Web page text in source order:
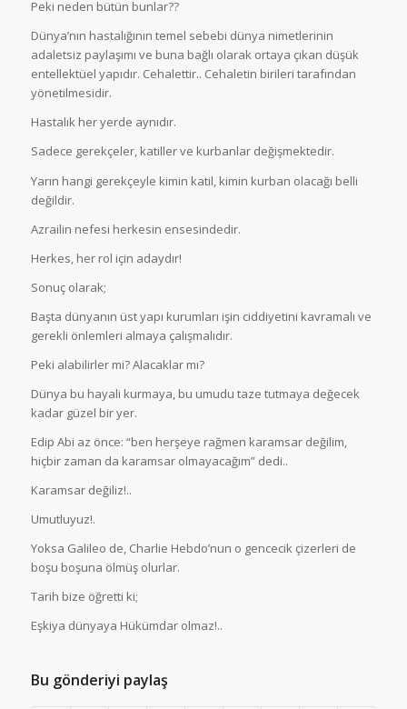
Peki neden bütün bunlar??
Dünya’nın hastalığının temel sebebi dünya nimetlerinin
adaletsiz paylaşımı ve buna bağlı olarak ortaya çıkan düşük
entellektüel yapıdır. Cehalettir.. Cehaletin birileri tarafından
yönetilmesidir.
Hastalık her yerde aynıdır.
Sadece gerekçeler, katiller ve kurbanlar değişmektedir.
Yarın hangi gerekçeyle kimin katil, kimin kurban olacağı belli
değildir.
Azrailin nefesi herkesin ensesindedir.
Herkes, her rol için adaydır!
Sonuç olarak;
Başta dünyanın üst yapı kurumları işin ciddiyetini kavramalı ve
gerekli önlemleri almaya çalışmalıdır.
Peki alabilirler mi? Alacaklar mı?
Dünya bu hayali kurmaya, bu umudu taze tutmaya değecek
kadar güzel bir yer.
Edip Abi az önce: “ben herşeye rağmen karamsar değilim,
hiçbir zaman da karamsar olmayacağım” dedi..
Karamsar değiliz!..
Umutluyuz!.
Yoksa Galileo de, Charlie Hebdo’nun o gencecik çizerleri de
boşu boşuna ölmüş olurlar.
Tarih bize öğretti ki;
Eşkiya dünyaya Hükümdar olmaz!..
Bu gönderiyi paylaş